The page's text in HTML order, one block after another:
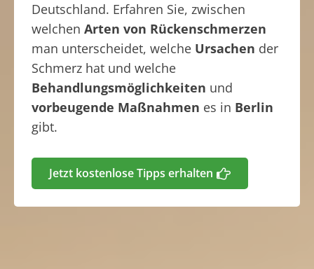
Deutschland. Erfahren Sie, zwischen
welchen Arten von Rückenschmerzen
man unterscheidet, welche Ursachen der
Schmerz hat und welche
Behandlungsmöglichkeiten und
vorbeugende Maßnahmen es in Berlin
gibt.
Jetzt kostenlose Tipps erhalten